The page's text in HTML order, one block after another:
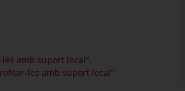
amb suport local".
les amb suport local"